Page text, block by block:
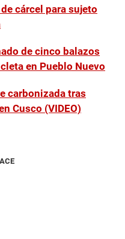
cárcel para sujeto
de cinco balazos
en Pueblo Nuevo
carbonizada tras
Cusco (VIDEO)